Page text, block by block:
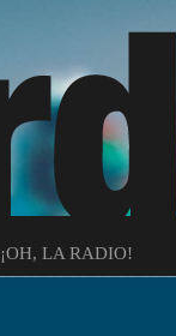
¡OH, LA RADIO!